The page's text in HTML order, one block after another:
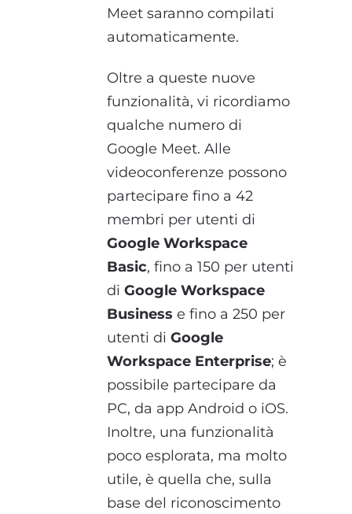
Meet saranno compilati
automaticamente.
Oltre a queste nuove
funzionalità, vi ricordiamo
qualche numero di
Google Meet. Alle
videoconferenze possono
partecipare fino a 42
membri per utenti di
Google Workspace
Basic, fino a 150 per utenti
di Google Workspace
Business e fino a 250 per
utenti di Google
Workspace Enterprise; è
possibile partecipare da
PC, da app Android o iOS.
Inoltre, una funzionalità
poco esplorata, ma molto
utile, è quella che, sulla
base del riconoscimento